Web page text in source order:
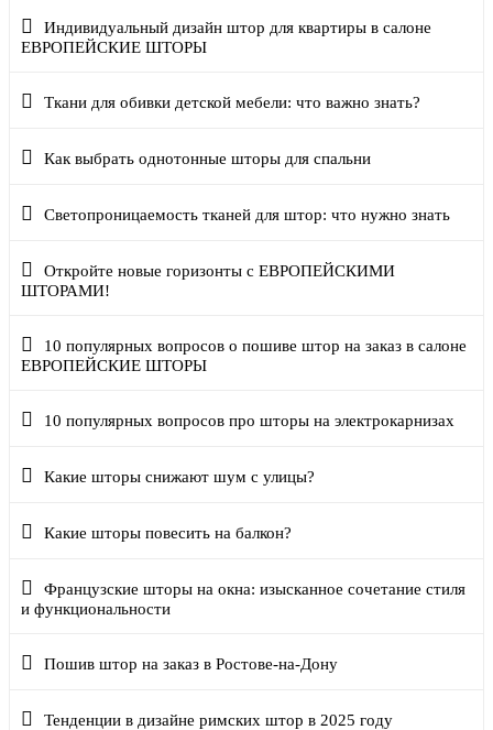
Индивидуальный дизайн штор для квартиры в салоне
ЕВРОПЕЙСКИЕ ШТОРЫ
Ткани для обивки детской мебели: что важно знать?
Как выбрать однотонные шторы для спальни
Светопроницаемость тканей для штор: что нужно знать
Откройте новые горизонты с ЕВРОПЕЙСКИМИ
ШТОРАМИ!
10 популярных вопросов о пошиве штор на заказ в салоне
ЕВРОПЕЙСКИЕ ШТОРЫ
10 популярных вопросов про шторы на электрокарнизах
Какие шторы снижают шум с улицы?
Какие шторы повесить на балкон?
Французские шторы на окна: изысканное сочетание стиля
и функциональности
Пошив штор на заказ в Ростове-на-Дону
Тенденции в дизайне римских штор в 2025 году